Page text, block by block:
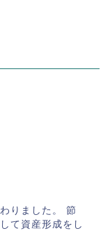
りました。 節
て資産形成をし